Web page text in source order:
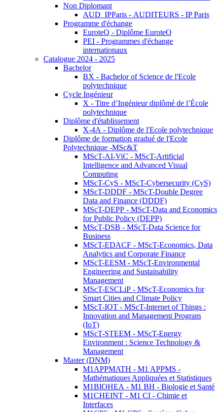
Non Diplomant
AUD_IPParis - AUDITEURS - IP Paris
Programme d'échange
EuroteQ - Diplôme EuroteQ
PEI - Programmes d'échange
internationaux
Catalogue 2024 - 2025
Bachelor
BX - Bachelor of Science de l'Ecole
polytechnique
Cycle Ingénieur
X - Titre d’Ingénieur diplômé de l’École
polytechnique
Diplôme d'établissement
X-4A - Diplôme de l'Ecole polytechnique
Diplôme de formation gradué de l'Ecole
Polytechnique -MSc&T
MScT-AI-ViC - MScT-Artificial
Intelligence and Advanced Visual
Computing
MScT-CyS - MScT-Cybersecurity (CyS)
MScT-DDDF - MScT-Double Degree
Data and Finance (DDDF)
MScT-DEPP - MScT-Data and Economics
for Public Policy (DEPP)
MScT-DSB - MScT-Data Science for
Business
MScT-EDACF - MScT-Economics, Data
Analytics and Corporate Finance
MScT-EESM - MScT-Environmental
Engineering and Sustainability
Management
MScT-ESCLiP - MScT-Economics for
Smart Cities and Climate Policy
MScT-IOT - MScT-Internet of Things :
Innovation and Management Program
(IoT)
MScT-STEEM - MScT-Energy
Environment : Science Technology &
Management
Master (DNM)
M1APPMATH - M1 APPMS -
Mathématiques Appliquées et Statistiques
M1BIOHEA - M1 BH - Biologie et Santé
M1CHEINT - M1 CI - Chimie et
Interfaces